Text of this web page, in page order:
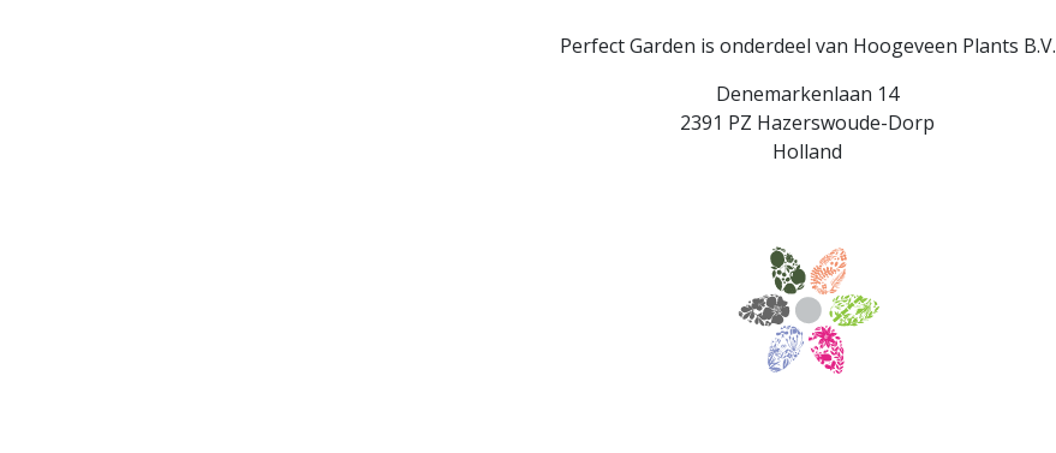
Perfect Garden is onderdeel van Hoogeveen Plants B.V.
Denemarkenlaan 14
2391 PZ Hazerswoude-Dorp
Holland